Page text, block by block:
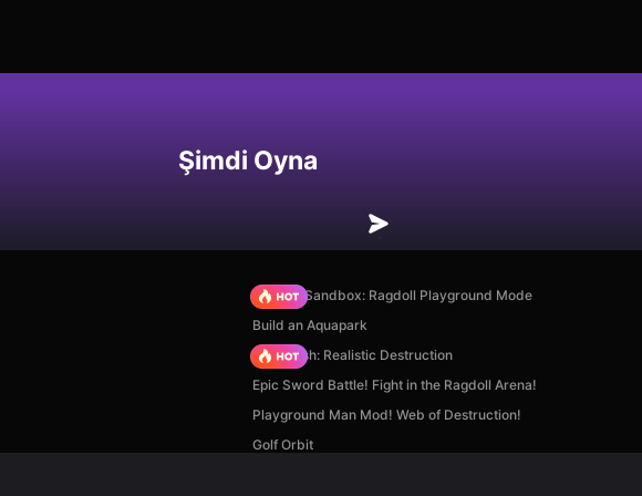
Şimdi Oyna
Sprunki Sandbox: Ragdoll Playground Mode
Build an Aquapark
Car Crush: Realistic Destruction
Epic Sword Battle! Fight in the Ragdoll Arena!
Playground Man Mod! Web of Destruction!
Golf Orbit